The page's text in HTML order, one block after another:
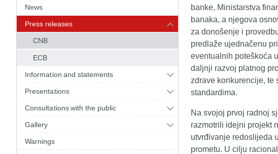
News
Press releases
CNB
ECB
Information and statements
Presentations
Consultations with the public
Gallery
Warnings
banke, Ministarstva
banaka, a njegova
za donošenje i
predlaže ujednačenu
eventualnih poteškoća
daljnji razvoj platnog
zdrave konkurencije, te
standardima.
Na svojoj prvoj radnoj
razmotrili idejni projekt
utvrđivanje redoslijeda
prometu. U cilju